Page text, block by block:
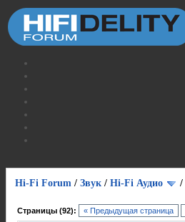
Hi-Fi Forum / Звук / Hi-Fi Аудио /
Страницы (92): « Предыдущая страница